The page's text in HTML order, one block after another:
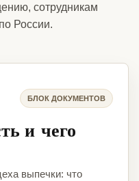
сотрудникам
России.
БЛОК ДОКУМЕНТОВ
и чего
выпечки: что